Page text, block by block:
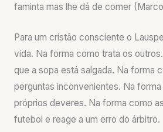
faminta mas lhe dá de comer
Para um cristão consciente o
vida. Na forma como trata os
que a sopa está salgada. Na forma
perguntas inconvenientes. Na
próprios deveres. Na forma como
futebol e reage a um erro do árbitro.